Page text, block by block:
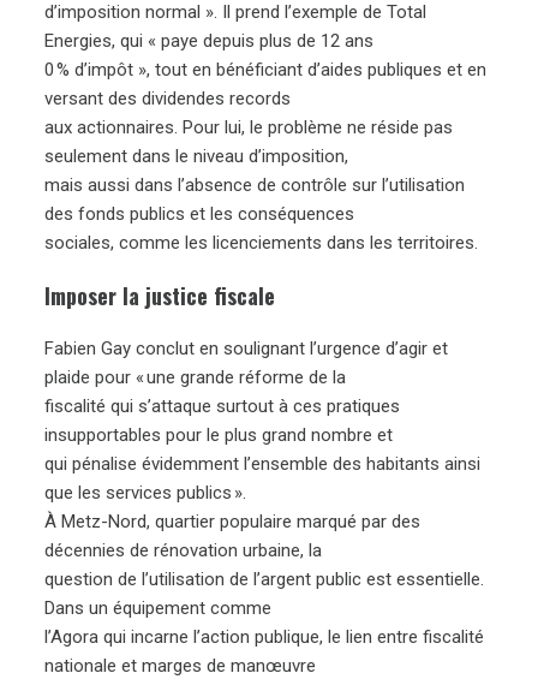
d’imposition normal ». Il prend l’exemple de Total
Energies, qui « paye depuis plus de 12 ans
0 % d’impôt », tout en bénéficiant d’aides publiques et en
versant des dividendes records
aux actionnaires. Pour lui, le problème ne réside pas
seulement dans le niveau d’imposition,
mais aussi dans l’absence de contrôle sur l’utilisation
des fonds publics et les conséquences
sociales, comme les licenciements dans les territoires.
Imposer la justice fiscale
Fabien Gay conclut en soulignant l’urgence d’agir et
plaide pour « une grande réforme de la
fiscalité qui s’attaque surtout à ces pratiques
insupportables pour le plus grand nombre et
qui pénalise évidemment l’ensemble des habitants ainsi
que les services publics ».
À Metz-Nord, quartier populaire marqué par des
décennies de rénovation urbaine, la
question de l’utilisation de l’argent public est essentielle.
Dans un équipement comme
l’Agora qui incarne l’action publique, le lien entre fiscalité
nationale et marges de manœuvre